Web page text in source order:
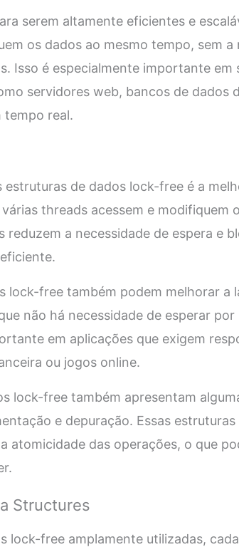
serem altamente eficientes e
os dados ao mesmo tempo, sem a
Isso é especialmente importante em
servidores web, bancos de dados
tempo real.
de dados lock-free é a
threads acessem e modifiquem
reduzem a necessidade de espera e
lock-free também podem melhorar a
não há necessidade de esperar
em aplicações que exigem
ou jogos online.
lock-free também apresentam
e depuração. Essas
atomicidade das operações, o que
Structures
lock-free amplamente utilizadas,